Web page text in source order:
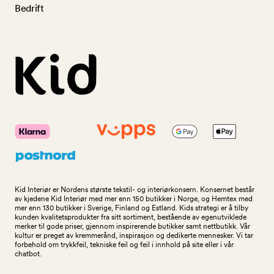
Bedrift
Kid Interiør er Nordens største tekstil- og interiørkonsern. Konsernet består
av kjedene Kid Interiør med mer enn 150 butikker i Norge, og Hemtex med
mer enn 130 butikker i Sverige, Finland og Estland. Kids strategi er å tilby
kunden kvalitetsprodukter fra sitt sortiment, bestående av egenutviklede
merker til gode priser, gjennom inspirerende butikker samt nettbutikk. Vår
kultur er preget av kremmerånd, inspirasjon og dedikerte mennesker. Vi tar
forbehold om trykkfeil, tekniske feil og feil i innhold på site eller i vår
chatbot.